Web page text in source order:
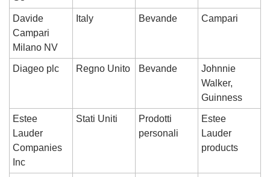
Davide
Campari
Milano NV
Italy Bevande Campari
Diageo plc Regno Unito Bevande
Johnnie
Walker,
Guinness
Estee
Lauder
Companies
Inc
Stati Uniti
Prodotti
personali
Estee
Lauder
products